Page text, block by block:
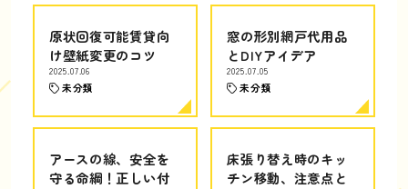
原状回復可能賃貸向
け壁紙変更のコツ
2025.07.06
未分類
窓の形別網戸代用品
とDIYアイデア
2025.07.05
未分類
アースの線、安全を
守る命綱！正しい付
床張り替え時のキッ
チン移動、注意点と